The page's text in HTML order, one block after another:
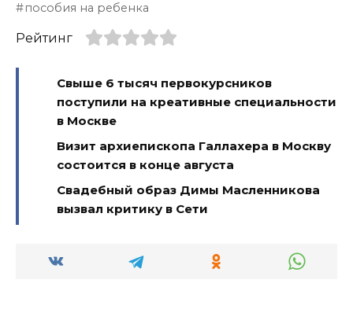
пособия на ребенка
Рейтинг
Свыше 6 тысяч первокурсников
поступили на креативные специальности
в Москве
Визит архиепископа Галлахера в Москву
состоится в конце августа
Свадебный образ Димы Масленникова
вызвал критику в Сети